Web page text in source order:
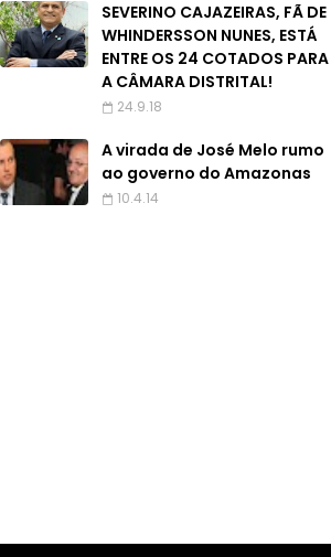
SEVERINO CAJAZEIRAS, FÃ DE
WHINDERSSON NUNES, ESTÁ
ENTRE OS 24 COTADOS PARA
A CÂMARA DISTRITAL!
24.9.18
A virada de José Melo rumo
ao governo do Amazonas
10.4.14